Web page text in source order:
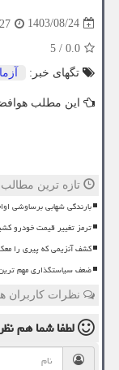
1403/08/24
0.0
/
5
تگهای خبر:
این مطلب
تازه ترین
بارندگی شهابی برساوشی
ترمز تغییر قیمت خودرو
کشف آنزیمی که پیری را
ضعف سیاستگذاری مهم ترین
نظرات کاربران
لطفا شما هم